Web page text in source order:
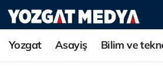
Yozgat Asayiş Bilim ve